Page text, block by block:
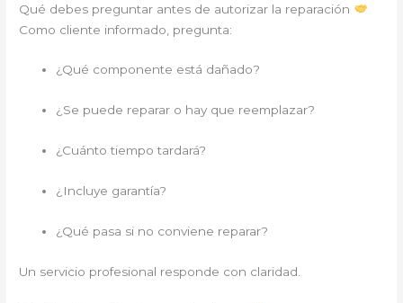
Qué debes preguntar antes de autorizar la reparación
Como cliente informado, pregunta:
¿Qué componente está dañado?
¿Se puede reparar o hay que reemplazar?
¿Cuánto tiempo tardará?
¿Incluye garantía?
¿Qué pasa si no conviene reparar?
Un servicio profesional responde con claridad.